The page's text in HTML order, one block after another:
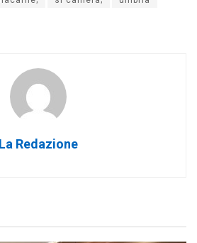
La Redazione